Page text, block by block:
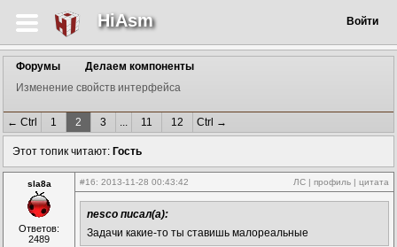
HiAsm Войти
Форумы
Делаем компоненты
Изменение свойств интерфейса
← Ctrl 1 2 3 ... 11 12 Ctrl →
Этот топик читают: Гость
sla8a
Ответов:
2489
#16: 2013-11-28 00:43:42 ЛС | профиль | цитата
nesco писал(а):
Задачи какие-то ты ставишь малореальные